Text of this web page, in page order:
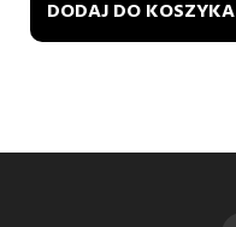
DODAJ DO KOSZYKA